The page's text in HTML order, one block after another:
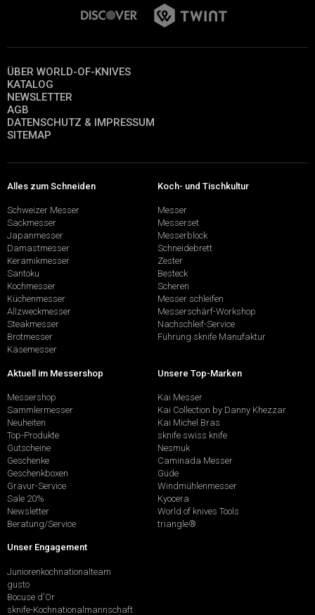
ÜBER WORLD-OF-KNIVES
KATALOG
NEWSLETTER
AGB
DATENSCHUTZ & IMPRESSUM
SITEMAP
Alles zum Schneiden
Schweizer Messer
Sackmesser
Japanmesser
Damastmesser
Keramikmesser
Santoku
Kochmesser
Küchenmesser
Allzweckmesser
Steakmesser
Brotmesser
Käsemesser
Koch- und Tischkultur
Messer
Messerset
Messerblock
Schneidebrett
Zester
Besteck
Scheren
Messer schleifen
Messerschärf-Workshop
Nachschleif-Service
Führung sknife Manufaktur
Aktuell im Messershop
Messershop
Sammlermesser
Neuheiten
Top-Produkte
Gutscheine
Geschenke
Geschenkboxen
Gravur-Service
Sale 20%
Newsletter
Beratung/Service
Unsere Top-Marken
Kai Messer
Kai Collection by Danny Khezzar
Kai Michel Bras
sknife swiss knife
Nesmuk
Caminada Messer
Güde
Windmühlenmesser
Kyocera
World of knives Tools
triangle®
Unser Engagement
Juniorenkochnationalteam
gusto
Bocuse d'Or
sknife-Kochnationalmannschaft